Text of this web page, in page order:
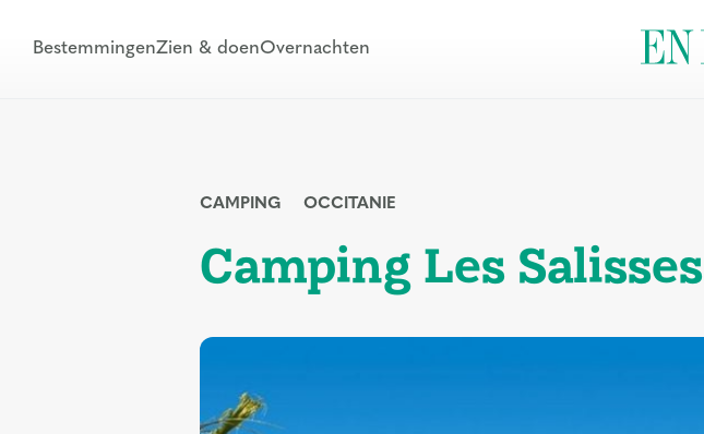
BestemmingenZien & doenOvernachten
CAMPING OCCITANIE
Camping Les Salisses